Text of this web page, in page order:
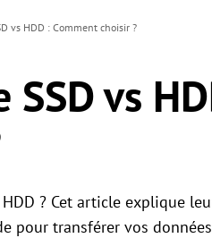
vs HDD : Comment choisir ?
vs
? Cet article explique
pour transférer vos